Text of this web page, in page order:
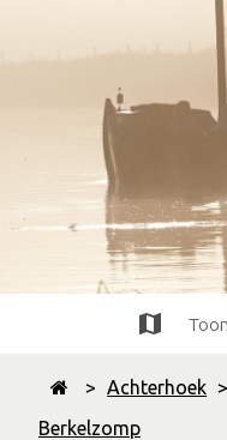
> Achterhoek >
Berkelzomp